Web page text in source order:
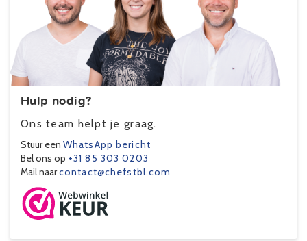
Hulp nodig?
Ons team helpt je graag.
Stuur een WhatsApp bericht
Bel ons op +31 85 303 0203
Mail naarcontact@chefstbl.com